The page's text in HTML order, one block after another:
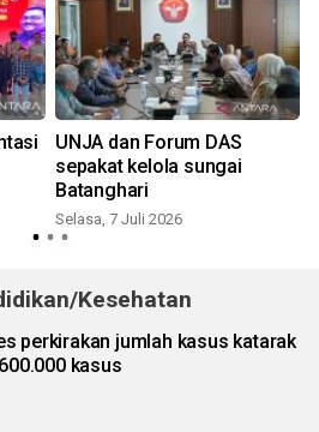
UNJA dan Forum DAS
sepakat kelola sungai
Batanghari
Selasa, 7 Juli 2026
Kesehatan
perkirakan jumlah kasus katarak
kasus